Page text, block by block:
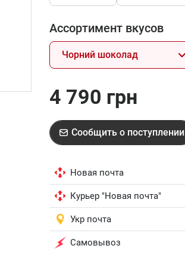
Ассортимент вкусов
Чорний шоколад
4 790 грн
Сообщить о поступлении
Новая почта
Курьер "Новая почта"
Укр почта
Самовывоз